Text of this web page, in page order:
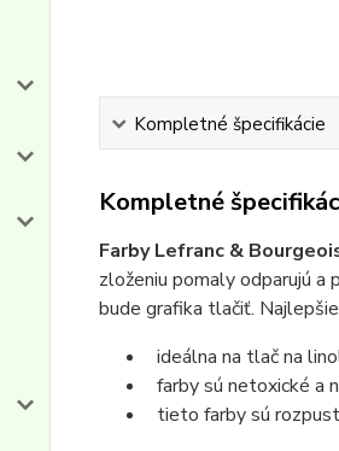
Kompletné špecifikácie
Kompletné
Farby Lefranc &
zloženiu pomaly odparujú a
bude grafika tlačiť.
ideálna na tlač na
farby sú netoxické a
tieto farby sú